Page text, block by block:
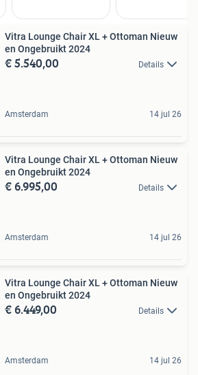
Vitra Lounge Chair XL + Ottoman Nieuw
en Ongebruikt 2024
€ 5.540,00 Details
Amsterdam 14 jul 26
Vitra Lounge Chair XL + Ottoman Nieuw
en Ongebruikt 2024
€ 6.995,00 Details
Amsterdam 14 jul 26
Vitra Lounge Chair XL + Ottoman Nieuw
en Ongebruikt 2024
€ 6.449,00 Details
Amsterdam 14 jul 26